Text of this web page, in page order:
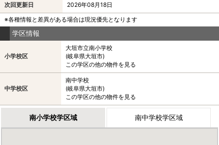
次回更新日
2026年08月18日
※各種情報と差異がある場合は現況優先となります
学区情報
小学校区
大垣市立南小学校
(岐阜県大垣市)
この学区の他の物件を見る
中学校区
南中学校
(岐阜県大垣市)
この学区の他の物件を見る
南小学校学区域 南中学校学区域